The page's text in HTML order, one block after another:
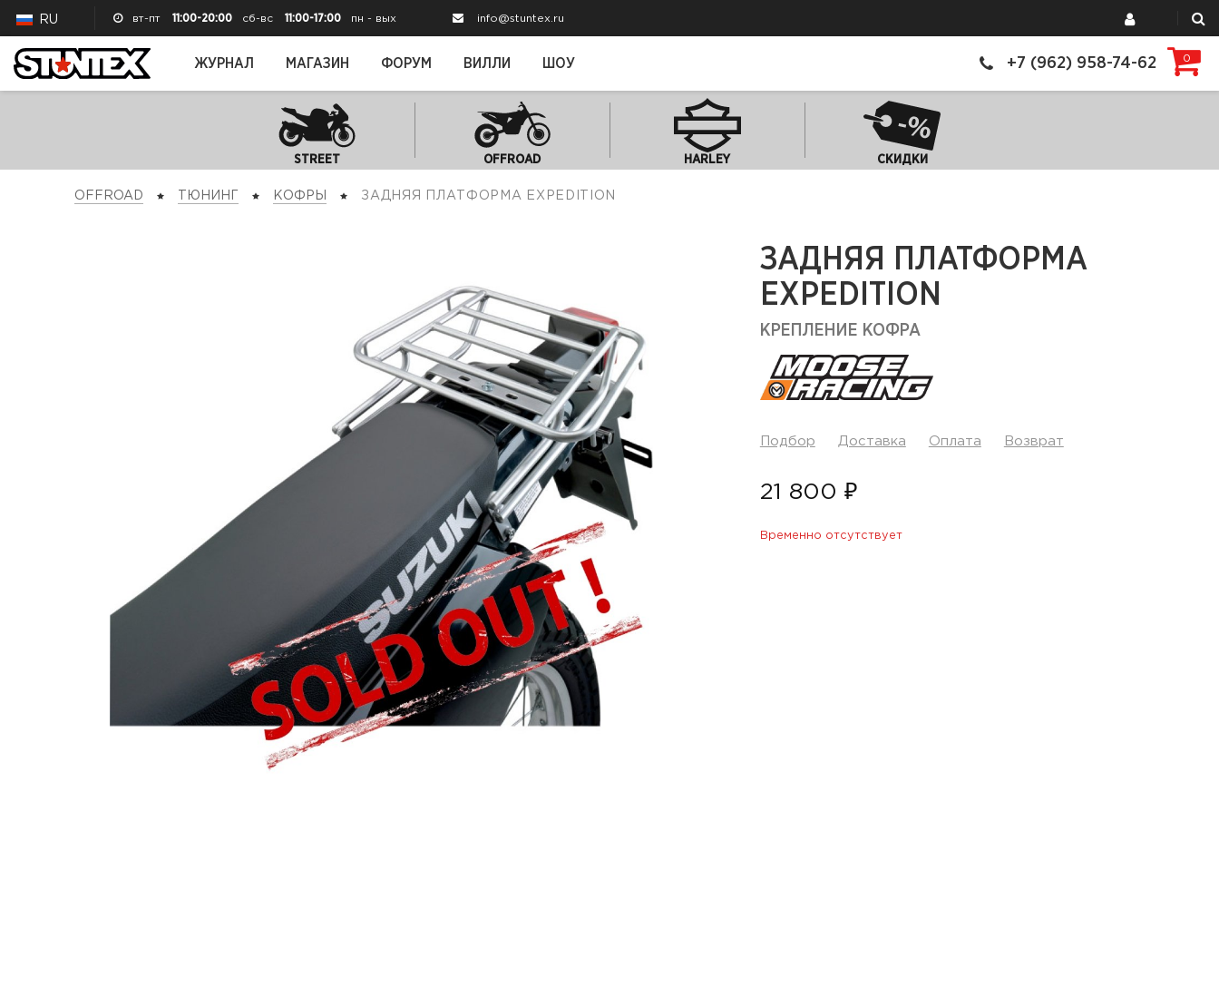
RU вт-пт 11:00-20:00 сб-вс 11:00-17:00 пн - вых info@stuntex.ru
ЖУРНАЛ МАГАЗИН ФОРУМ ВИЛЛИ ШОУ +7 (962) 958-74-62 0
STREET OFFROAD HARLEY СКИДКИ
OFFROAD ТЮНИНГ КОФРЫ ЗАДНЯЯ ПЛАТФОРМА EXPEDITION
ЗАДНЯЯ ПЛАТФОРМА
EXPEDITION
КРЕПЛЕНИЕ КОФРА
Подбор Доставка Оплата Возврат
21 800 ₽
Временно отсутствует